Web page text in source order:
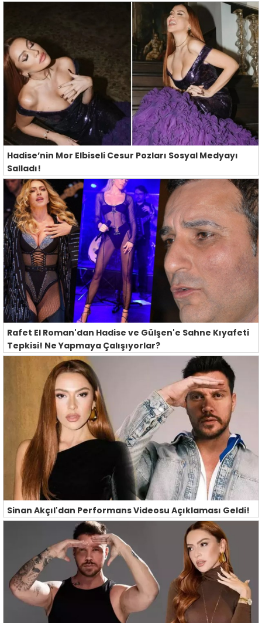
Hadise’nin Mor Elbiseli Cesur Pozları Sosyal Medyayı
Salladı!
Rafet El Roman'dan Hadise ve Gülşen'e Sahne Kıyafeti
Tepkisi! Ne Yapmaya Çalışıyorlar?
Sinan Akçıl'dan Performans Videosu Açıklaması Geldi!